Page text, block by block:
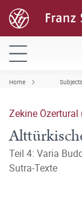
Home Subjects
Zekine Özertural
Teil 4: Varia
Sutra-Texte